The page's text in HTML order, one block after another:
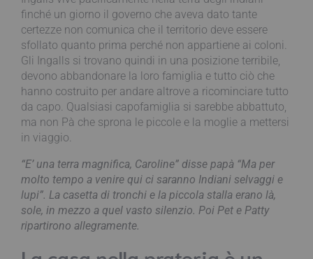
finché un giorno il governo che aveva dato tante
certezze non comunica che il territorio deve essere
sfollato quanto prima perché non appartiene ai coloni.
Gli Ingalls si trovano quindi in una posizione terribile,
devono abbandonare la loro famiglia e tutto ciò che
hanno costruito per andare altrove a ricominciare tutto
da capo. Qualsiasi capofamiglia si sarebbe abbattuto,
ma non Pà che sprona le piccole e la moglie a mettersi
in viaggio.
“E’ una terra magnifica, Caroline” disse papà “Ma per
molto tempo a venire qui ci saranno Indiani selvaggi e
lupi”. La casetta di tronchi e la piccola stalla erano là,
sole, in mezzo a quel vasto silenzio. Poi Pet e Patty
ripartirono allegramente.